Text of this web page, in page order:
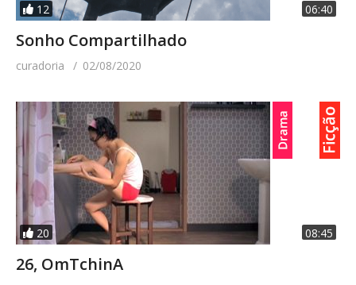
12 06:40
Sonho Compartilhado
curadoria 02/08/2020
20 08:45
26, OmTchinA